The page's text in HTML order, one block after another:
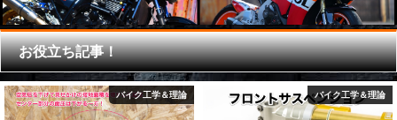
お役立ち記事！
バイク工学＆理論 バイク工学＆理論